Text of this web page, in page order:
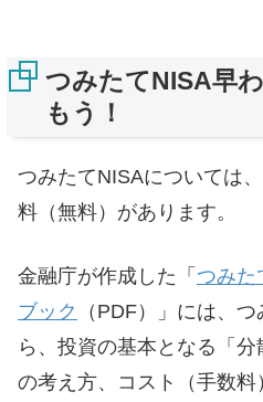
つみたてNISA早
もう！
つみたてNISAについては
料（無料）があります。
金融庁が作成した「 つみた
ブック
（PDF）」には、
ら、投資の基本となる「分
の考え方、コスト（手数